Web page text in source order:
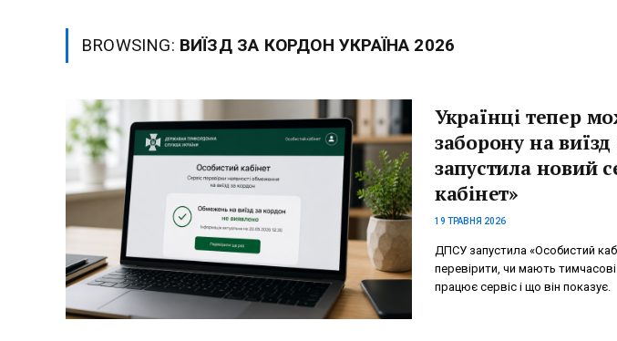
BROWSING: ВИЇЗД ЗА КОРДОН УКРАЇНА 2026
Українці тепер
заборону на
запустила новий
кабінет»
19 ТРАВНЯ 2026
ДПСУ запустила «Особистий
перевірити, чи мають
працює сервіс і що він показує.